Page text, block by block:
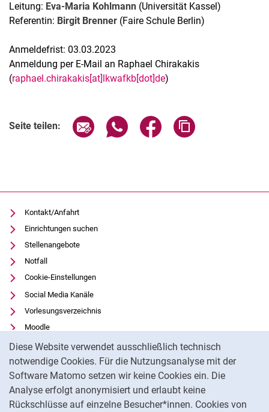
Diese Website verwendet ausschließlich technisch
notwendige Cookies. Für die Nutzungsanalyse mit der
Software Matomo setzen wir keine Cookies ein. Die
Analyse erfolgt anonymisiert und erlaubt keine
Rückschlüsse auf einzelne Besucher*innen. Cookies von
Leitung: Eva-Maria Kohlmann (Universität Kassel)
Referentin: Birgit Brenner (Faire Schule Berlin)
Anmeldefrist: 03.03.2023
Anmeldung per E-Mail an Raphael Chirakakis
(raphael.chirakakis[at]lkwafkb[dot]de)
Seite teilen: Seite über E-Mail teilen
Seite über WhatsApp teilen
Seite über Facebook
Kontakt/Anfahrt
Einrichtungen suchen
Stellenangebote
Notfall
Cookie-Einstellungen
Social Media Kanäle
Vorlesungsverzeichnis
Moodle
Panopto
Universitätsbibliothek
Datenschutz
Barrierefreiheit
Transparenter KI-Einsatz